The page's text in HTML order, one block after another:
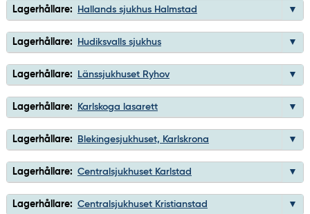
Lagerhållare: Hallands sjukhus Halmstad
Lagerhållare: Hudiksvalls sjukhus
Lagerhållare: Länssjukhuset Ryhov
Lagerhållare: Karlskoga lasarett
Lagerhållare: Blekingesjukhuset, Karlskrona
Lagerhållare: Centralsjukhuset Karlstad
Lagerhållare: Centralsjukhuset Kristianstad